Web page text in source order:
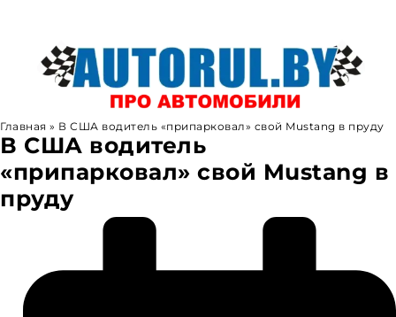
content
Главная » В США водитель «припарковал» свой Mustang в пруду
В США водитель
«припарковал» свой Mustang в
пруду